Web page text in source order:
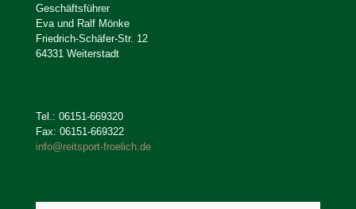
Geschäftsführer
Eva und Ralf Mönke
Friedrich-Schäfer-Str. 12
64331 Weiterstadt
Tel.: 06151-669320
Fax: 06151-669322
info@reitsport-froelich.de